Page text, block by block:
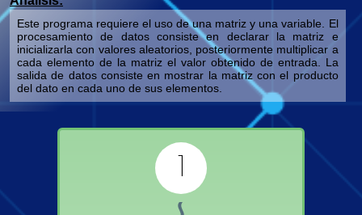
Este programa requiere el uso de una matriz y una variable. El
procesamiento de datos consiste en declarar la matriz e
inicializarla con valores aleatorios, posteriormente multiplicar a
cada elemento de la matriz el valor obtenido de entrada. La
salida de datos consiste en mostrar la matriz con el producto
del dato en cada uno de sus elementos.
1